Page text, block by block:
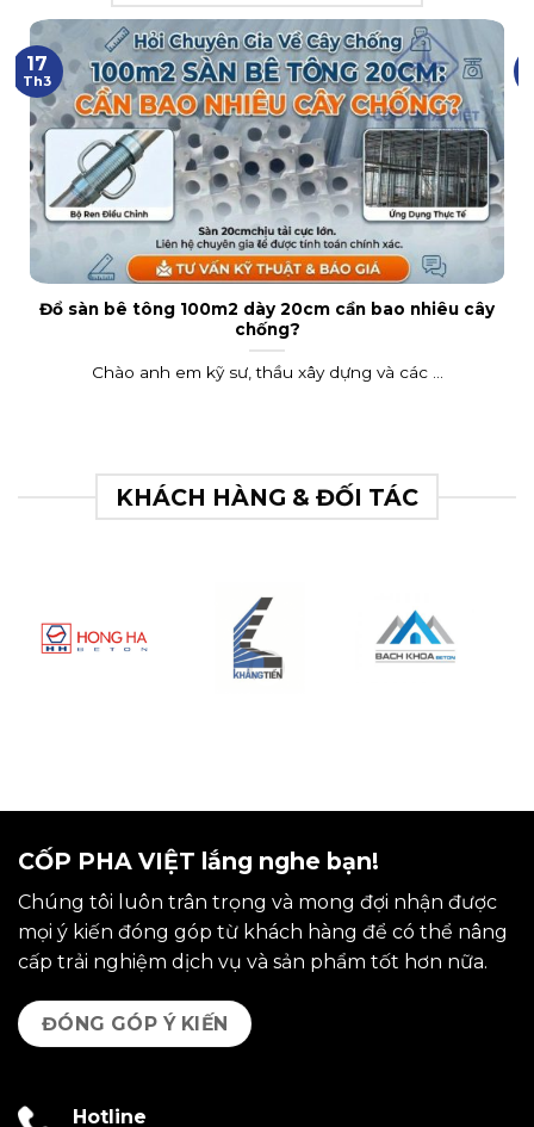
Đổ sàn bê tông 100m2 dày 20cm cần bao nhiêu cây
chống?
Chào anh em kỹ sư, thầu xây dựng và các ...
17
Th3
KHÁCH HÀNG & ĐỐI TÁC
CỐP PHA VIỆT lắng nghe bạn!
Chúng tôi luôn trân trọng và mong đợi nhận được
mọi ý kiến đóng góp từ khách hàng để có thể nâng
cấp trải nghiệm dịch vụ và sản phẩm tốt hơn nữa.
ĐÓNG GÓP Ý KIẾN
Hotline